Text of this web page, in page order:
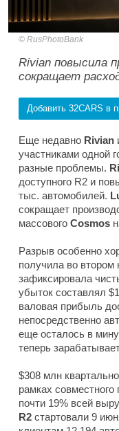
RusPhotoBank
Rivian повысила
сокращает
Добавить 32CARS в
Еще недавно Rivian
участниками одной
разные проблемы.
доступного R2 и
тыс. автомобилей.
сокращает
массового Cosmos
Разрыв особенно
получила во втором
зафиксировала
убыток составлял
валовая прибыль
непосредственно
еще осталось в
теперь
$308 млн
рамках совместного
почти 19% всей
R2 стартовали 9